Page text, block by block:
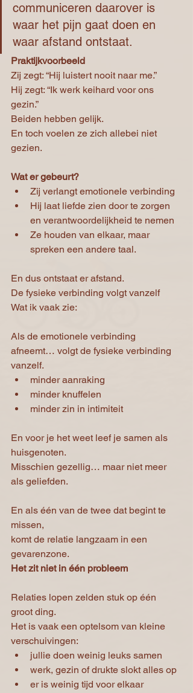
communiceren daarover is
waar het pijn gaat doen en
waar afstand ontstaat.
Praktijkvoorbeeld
Zij zegt: “Hij luistert nooit naar me.”
Hij zegt: “Ik werk keihard voor ons
gezin.”
Beiden hebben gelijk.
En toch voelen ze zich allebei niet
gezien.
Wat er gebeurt?
Zij verlangt emotionele verbinding
Hij laat liefde zien door te zorgen
en verantwoordelijkheid te nemen
Ze houden van elkaar, maar
spreken een andere taal.
En dus ontstaat er afstand.
De fysieke verbinding volgt vanzelf
Wat ik vaak zie:
Als de emotionele verbinding
afneemt… volgt de fysieke verbinding
vanzelf.
minder aanraking
minder knuffelen
minder zin in intimiteit
En voor je het weet leef je samen als
huisgenoten.
Misschien gezellig… maar niet meer
als geliefden.
En als één van de twee dat begint te
missen,
komt de relatie langzaam in een
gevarenzone.
Het zit niet in één probleem
Relaties lopen zelden stuk op één
groot ding.
Het is vaak een optelsom van kleine
verschuivingen:
jullie doen weinig leuks samen
werk, gezin of drukte slokt alles op
er is weinig tijd voor elkaar